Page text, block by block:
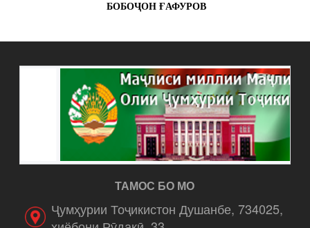
БОБОҶОН ҒАФУРОВ
ТАМОС БО МО
Ҷумҳурии Тоҷикистон Душанбе, 734025,